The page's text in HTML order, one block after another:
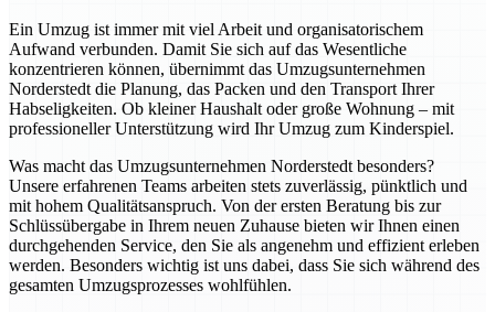
Ein Umzug ist immer mit viel Arbeit und organisatorischem
Aufwand verbunden. Damit Sie sich auf das Wesentliche
konzentrieren können, übernimmt das Umzugsunternehmen
Norderstedt die Planung, das Packen und den Transport Ihrer
Habseligkeiten. Ob kleiner Haushalt oder große Wohnung – mit
professioneller Unterstützung wird Ihr Umzug zum Kinderspiel.
Was macht das Umzugsunternehmen Norderstedt besonders?
Unsere erfahrenen Teams arbeiten stets zuverlässig, pünktlich und
mit hohem Qualitätsanspruch. Von der ersten Beratung bis zur
Schlüssübergabe in Ihrem neuen Zuhause bieten wir Ihnen einen
durchgehenden Service, den Sie als angenehm und effizient erleben
werden. Besonders wichtig ist uns dabei, dass Sie sich während des
gesamten Umzugsprozesses wohlfühlen.